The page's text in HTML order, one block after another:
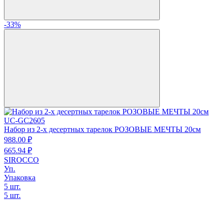
-33%
UC-GC2605
Набор из 2-х десертных тарелок РОЗОВЫЕ МЕЧТЫ 20см
988.00 ₽
665.94 ₽
SIROCCO
Уп.
Упаковка
5 шт.
5 шт.